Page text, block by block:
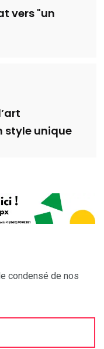
vers "un
style unique
condensé de nos